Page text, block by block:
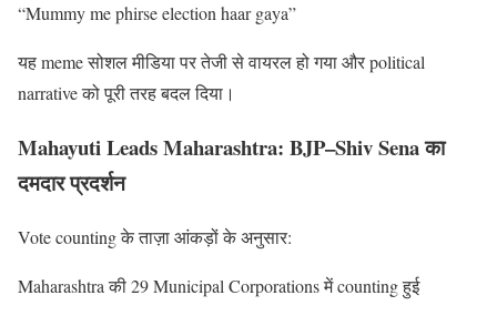
“Mummy me phirse election haar gaya”
यह meme सोशल मीडिया पर तेजी से वायरल हो गया और political
narrative को पूरी तरह बदल दिया।
Mahayuti Leads Maharashtra: BJP–Shiv Sena का
दमदार प्रदर्शन
Vote counting के ताज़ा आंकड़ों के अनुसार:
Maharashtra की 29 Municipal Corporations में counting हुई